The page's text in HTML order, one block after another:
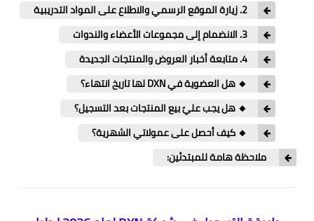
2. زيارة الموقع الرسمي والاطلاع على المواد التدريبية
3. الانضمام إلى مجموعات الأعضاء والندوات
4. متابعة أخبار العروض والمنتجات الجديدة
🔸 هل العضوية في DXN لها تاريخ انتهاء؟
🔸 هل يجب عليّ بيع المنتجات بعد التسجيل؟
🔸 كيف أحصل على عمولاتي الشهرية؟
ملاحظة هامة للمبتدئين: